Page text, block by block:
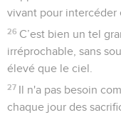
vivant pour intercéder
26 C’est bien un tel
irréprochable, sans
élevé que le ciel.
27 Il n'a pas besoin
chaque jour des